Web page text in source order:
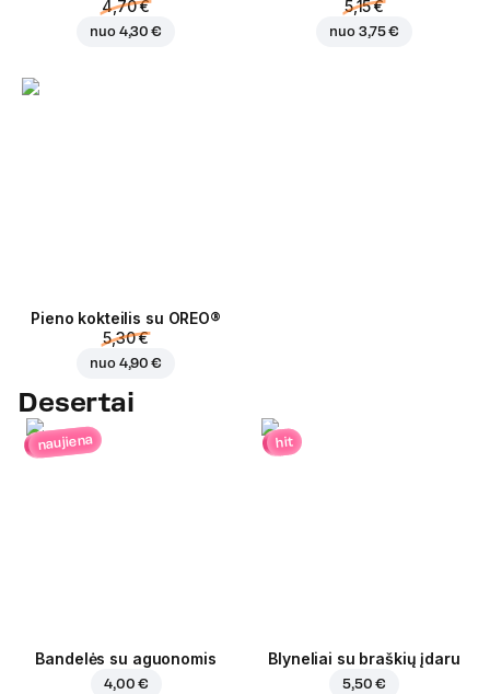
4,70 €
nuo 4,30 €
5,15 €
nuo 3,75 €
Pieno kokteilis su OREO®
5,30 €
nuo 4,90 €
Desertai
naujiena
Bandelės su aguonomis
4,00 €
hit
Blyneliai su braškių įdaru
5,50 €